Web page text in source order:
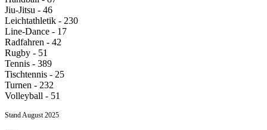
Jiu-Jitsu - 46
Leichtathletik - 230
Line-Dance - 17
Radfahren - 42
Rugby - 51
Tennis - 389
Tischtennis - 25
Turnen - 232
Volleyball - 51
Stand August 2025